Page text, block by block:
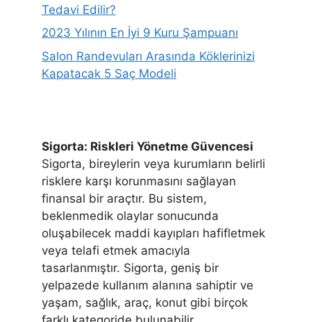
Tedavi Edilir?
2023 Yılının En İyi 9 Kuru Şampuanı
Salon Randevuları Arasında Köklerinizi
Kapatacak 5 Saç Modeli
Sigorta: Riskleri Yönetme Güvencesi
Sigorta, bireylerin veya kurumların belirli
risklere karşı korunmasını sağlayan
finansal bir araçtır. Bu sistem,
beklenmedik olaylar sonucunda
oluşabilecek maddi kayıpları hafifletmek
veya telafi etmek amacıyla
tasarlanmıştır. Sigorta, geniş bir
yelpazede kullanım alanına sahiptir ve
yaşam, sağlık, araç, konut gibi birçok